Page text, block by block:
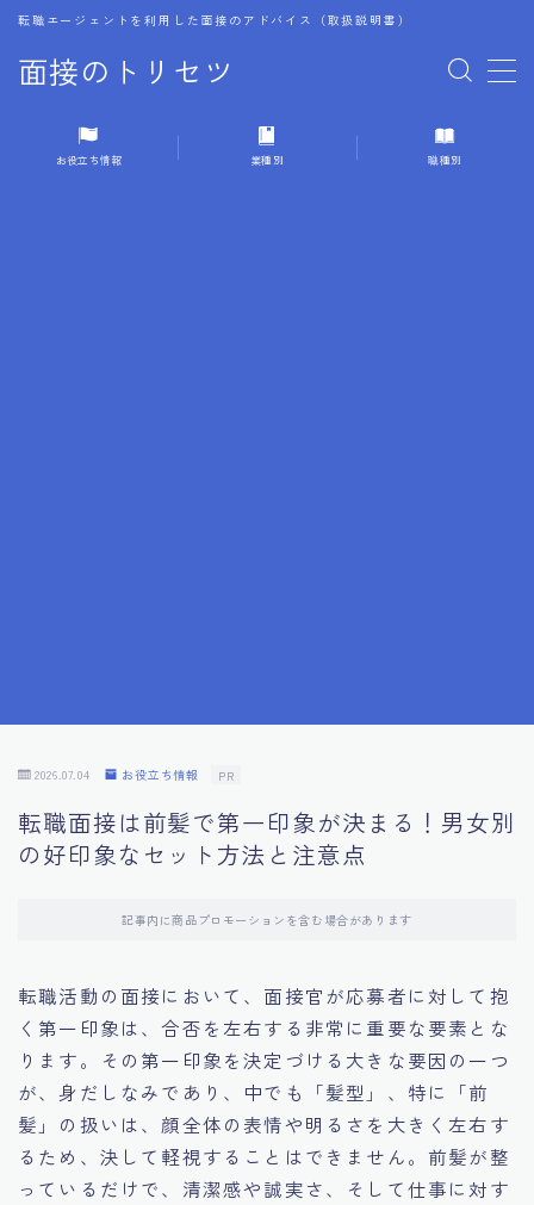
面接のトリセツ
転職エージェントを利用した面接のアドバイス（取扱説明書）
MENU
1.成功する面接戦略
10.フィードバックを活用する方法
11.オンライン面接の成功への鍵
14.キャリアアップのための面接戦略
15.職場適応力をアピールする方法
16.エージェントと良好な関係を築く方法
お役立ち情報 業種別 職種別
2026.07.04 お役立ち情報 PR
転職面接は前髪で第一印象が決まる！男女別
の好印象なセット方法と注意点
記事内に商品プロモーションを含む場合があります
転職活動の面接において、面接官が応募者に対して抱
く第一印象は、合否を左右する非常に重要な要素とな
ります。その第一印象を決定づける大きな要因の一つ
が、身だしなみであり、中でも「髪型」、特に「前
髪」の扱いは、顔全体の表情や明るさを大きく左右す
るため、決して軽視することはできません。前髪が整
っているだけで、清潔感や誠実さ、そして仕事に対す